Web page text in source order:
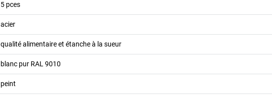
5 pces
acier
qualité alimentaire et étanche à la sueur
blanc pur RAL 9010
peint